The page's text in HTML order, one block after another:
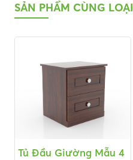
SẢN PHẨM CÙNG LOẠI
Tủ Đầu Giường Mẫu 4